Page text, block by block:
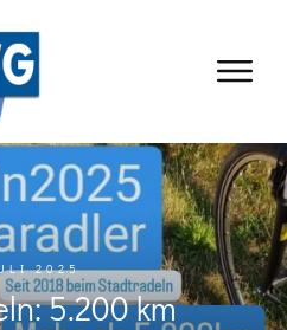
2025
5.200 km